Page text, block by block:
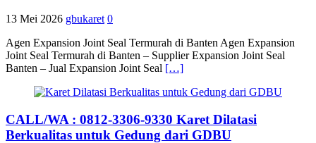
13 Mei 2026 gbukaret 0
Agen Expansion Joint Seal Termurah di Banten Agen Expansion
Joint Seal Termurah di Banten – Supplier Expansion Joint Seal
Banten – Jual Expansion Joint Seal […]
CALL/WA : 0812-3306-9330 Karet Dilatasi
Berkualitas untuk Gedung dari GDBU